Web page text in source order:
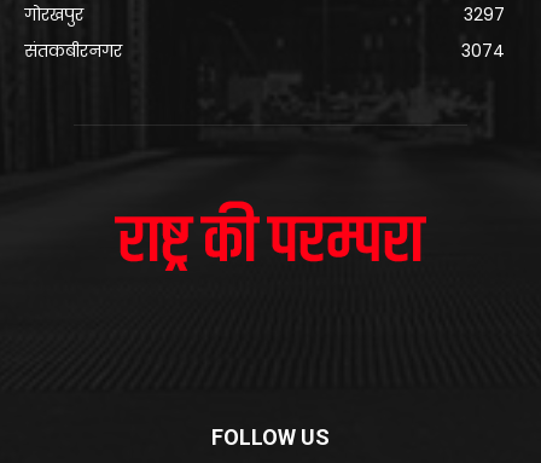
गोरखपुर
3297
संतकबीरनगर
3074
FOLLOW US